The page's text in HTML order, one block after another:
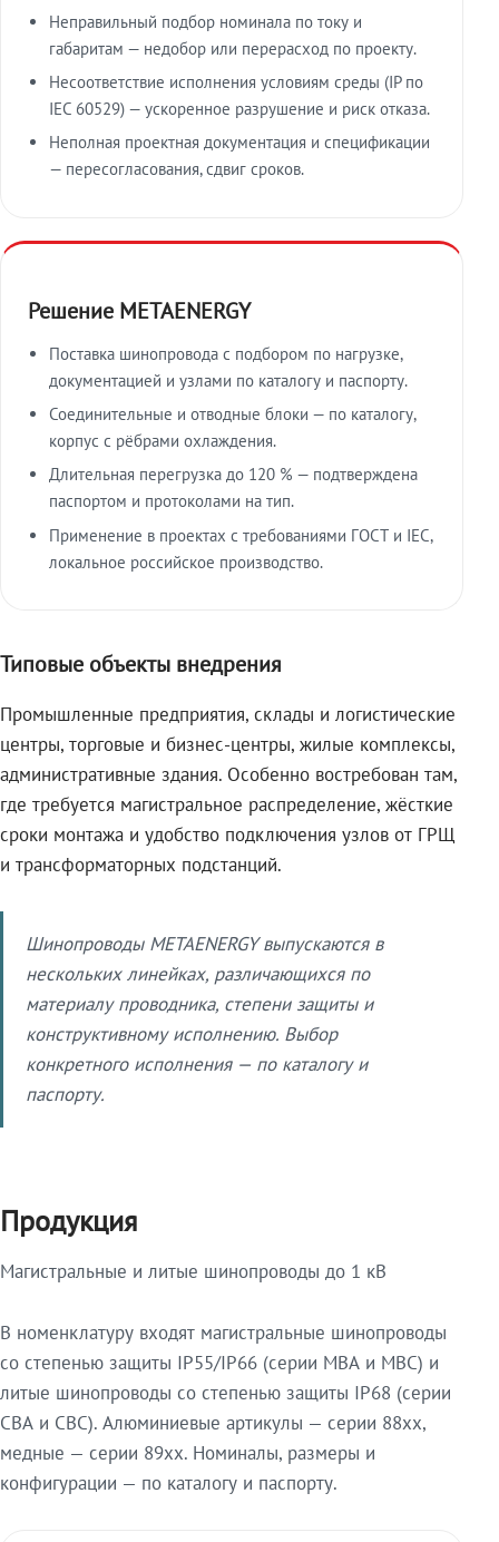
Неправильный подбор номинала по току и
габаритам — недобор или перерасход по проекту.
Несоответствие исполнения условиям среды (IP по
IEC 60529) — ускоренное разрушение и риск отказа.
Неполная проектная документация и спецификации
— пересогласования, сдвиг сроков.
Решение METAENERGY
Поставка шинопровода с подбором по нагрузке,
документацией и узлами по каталогу и паспорту.
Соединительные и отводные блоки — по каталогу,
корпус с рёбрами охлаждения.
Длительная перегрузка до 120 % — подтверждена
паспортом и протоколами на тип.
Применение в проектах с требованиями ГОСТ и IEC,
локальное российское производство.
Типовые объекты внедрения
Промышленные предприятия, склады и логистические
центры, торговые и бизнес-центры, жилые комплексы,
административные здания. Особенно востребован там,
где требуется магистральное распределение, жёсткие
сроки монтажа и удобство подключения узлов от ГРЩ
и трансформаторных подстанций.
Шинопроводы METAENERGY выпускаются в
нескольких линейках, различающихся по
материалу проводника, степени защиты и
конструктивному исполнению. Выбор
конкретного исполнения — по каталогу и
паспорту.
Продукция
Магистральные и литые шинопроводы до 1 кВ
В номенклатуру входят магистральные шинопроводы
со степенью защиты IP55/IP66 (серии МВА и МВС) и
литые шинопроводы со степенью защиты IP68 (серии
СВА и СВС). Алюминиевые артикулы — серии 88xx,
медные — серии 89xx. Номиналы, размеры и
конфигурации — по каталогу и паспорту.